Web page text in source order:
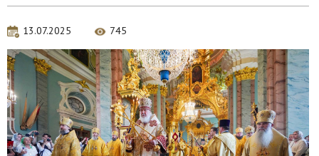
13.07.2025 745